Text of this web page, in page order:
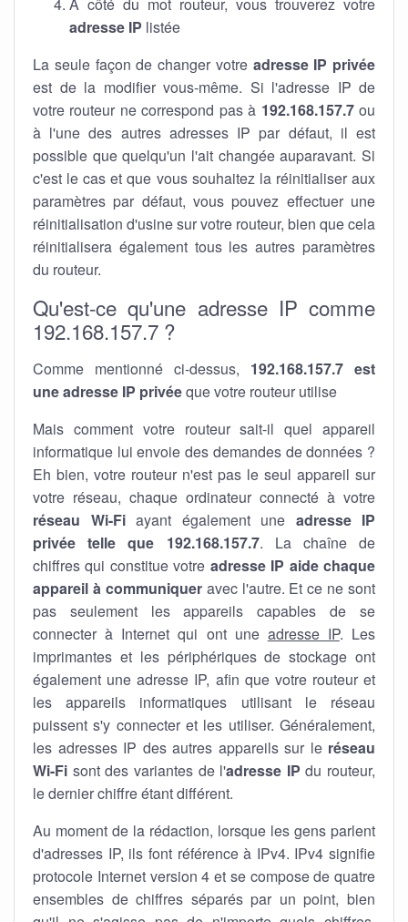
adresse IP listée
La seule façon de changer votre adresse IP privée
est de la modifier vous-même. Si l'adresse IP de
votre routeur ne correspond pas à 192.168.157.7ou
à l'une des autres adresses IP par défaut, il est
possible que quelqu'un l'ait changée auparavant. Si
c'est le cas et que vous souhaitez la réinitialiser aux
paramètres par défaut, vous pouvez effectuer une
réinitialisation d'usine sur votre routeur, bien que cela
réinitialisera également tous les autres paramètres
du routeur.
Qu'est-ce qu'une adresse IP comme
192.168.157.7 ?
Comme mentionné ci-dessus, 192.168.157.7 est
une adresse IP privéeque votre routeur utilise
Mais comment votre routeur sait-il quel appareil
informatique lui envoie des demandes de données ?
Eh bien, votre routeur n'est pas le seul appareil sur
votre réseau, chaque ordinateur connecté à votre
réseau Wi-Fiayant également une adresse IP
privée telle que 192.168.157.7. La chaîne de
chiffres qui constitue votre adresse IP aide chaque
appareil à communiqueravec l'autre. Et ce ne sont
pas seulement les appareils capables de se
connecter à Internet qui ont une adresse IP. Les
imprimantes et les périphériques de stockage ont
également une adresse IP, afin que votre routeur et
les appareils informatiques utilisant le réseau
puissent s'y connecter et les utiliser. Généralement,
les adresses IP des autres appareils sur le réseau
Wi-Fi sont des variantes de l'adresse IP du routeur,
le dernier chiffre étant différent.
Au moment de la rédaction, lorsque les gens parlent
d'adresses IP, ils font référence à IPv4. IPv4 signifie
protocole Internet version 4 et se compose de quatre
ensembles de chiffres séparés par un point, bien